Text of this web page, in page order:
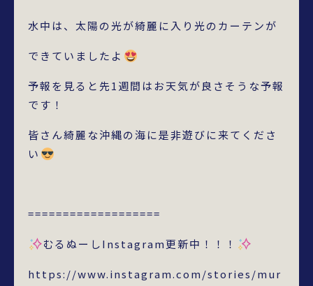
水中は、太陽の光が綺麗に入り光のカーテンが
できていましたよ
予報を見ると先1週間はお天気が良さそうな予報
です！
皆さん綺麗な沖縄の海に是非遊びに来てくださ
い
===================
むるぬーしInstagram更新中！！！
https://www.instagram.com/stories/mur